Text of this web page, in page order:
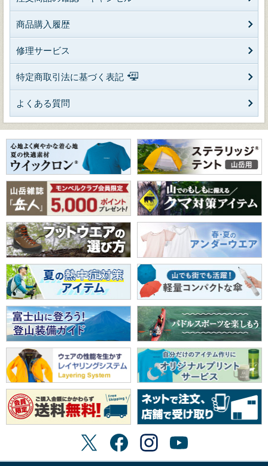
商品購入履歴
修理サービス
特定商取引法に基づく表記
よくある質問